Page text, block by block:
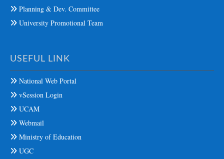
Planning & Dev. Committee
University Promotional Team
USEFUL LINK
National Web Portal
vSession Login
UCAM
Webmail
Ministry of Education
UGC